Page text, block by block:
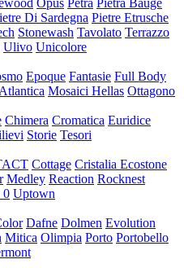
Opus Petra Pietra Bauge
Di Sardegna Pietre Etrusche
Stonewash Tavolato Terrazzo
Ulivo Unicolore
Epoque Fantasie Full Body
Mosaici Hellas Ottagono
Chimera Cromatica Euridice
Storie Tesori
Cottage Cristalia Ecostone
Medley Reaction Rocknest
0 Uptown
Dafne Dolmen Evolution
Mitica Olimpia Porto Portobello